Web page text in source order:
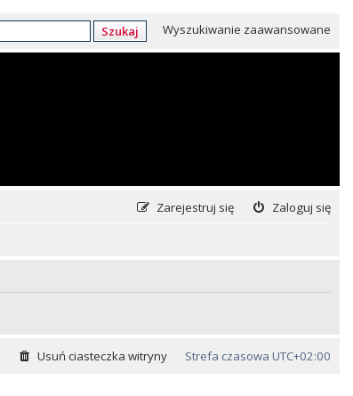
Szukaj Wyszukiwanie zaawansowane
Zaloguj się
Zarejestruj się
Strefa czasowa UTC+02:00
Usuń ciasteczka witryny